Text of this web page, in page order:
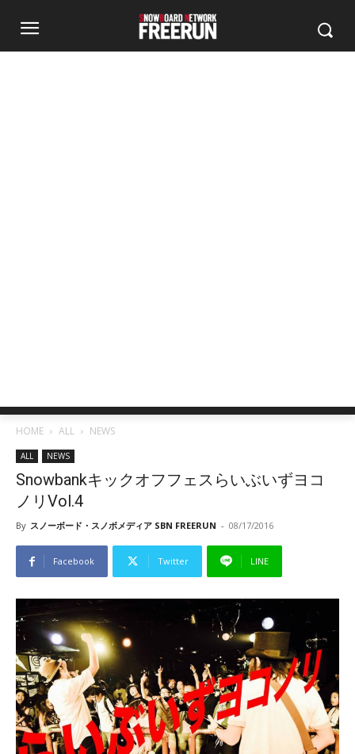
HOME ALL NEWS
ALL NEWS
Snowbankキックオフフェスらいぶいずヨコ
ノリVol.4
By スノーボード・スノボメディア SBN FREERUN - 08/17/2016
Facebook Twitter LINE